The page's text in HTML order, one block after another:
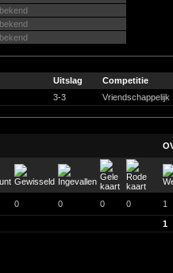
Uitslag Competitie
3-3 Vriendschappelijk
0 0 0 0 1
1